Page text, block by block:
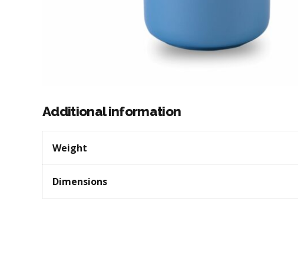
Additional information
Weight
Dimensions